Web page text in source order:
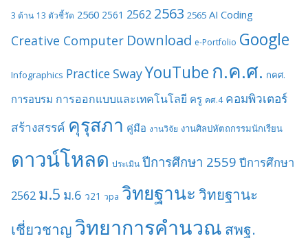
3 ด้าน 13 ตัวชี้วัด 2560 2561 2562 2563 2565 AI Coding
Creative Computer Download e-Portfolio Google
Infographics Practice SwayYouTubeก.ค.ศ. กคศ.
การอบรม การออกแบบและเทคโนโลยี ครู คศ.4 คอมพิวเตอร์
สร้างสรรค์ คุรุสภา คู่มือ งานวิจัย งานศิลปหัตถกรรมนักเรียน
ดาวน์โหลด ประเมิน ปีการศึกษา 2559 ปีการศึกษา
2562 ม.5 ม.6 ว21 วpa วิทยฐานะ วิทยฐานะ
เชี่ยวชาญวิทยาการคำนวณ สพฐ.